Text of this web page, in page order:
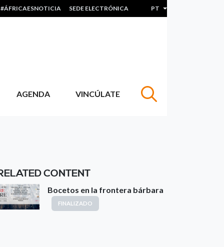
#ÁFRICAESNOTICIA SEDE ELECTRÓNICA PT Lista de ações
AGENDA VINCÚLATE
CONTENT
Bocetos en la frontera bárbara
FINALIZADO